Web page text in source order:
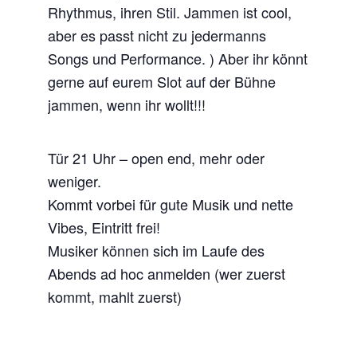
Rhythmus, ihren Stil. Jammen ist cool,
aber es passt nicht zu jedermanns
Songs und Performance. ) Aber ihr könnt
gerne auf eurem Slot auf der Bühne
jammen, wenn ihr wollt!!!
Tür 21 Uhr – open end, mehr oder
weniger.
Kommt vorbei für gute Musik und nette
Vibes, Eintritt frei!
Musiker können sich im Laufe des
Abends ad hoc anmelden (wer zuerst
kommt, mahlt zuerst)